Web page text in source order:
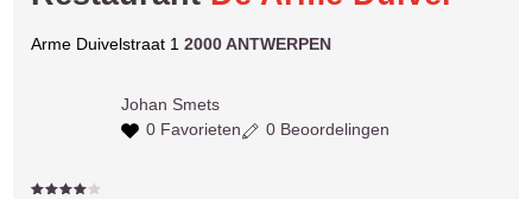
Arme Duivelstraat 12000 ANTWERPEN
Johan Smets
0 Favorieten
0 Beoordelingen